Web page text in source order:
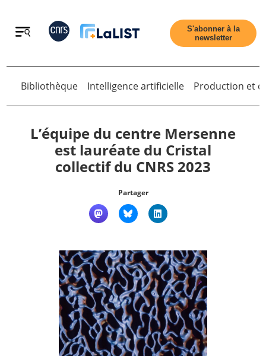
Retour
Nous suivre
S'abonner à la
newsletter
Retour
Bibliothèque Intelligence artificielle Production et
L’équipe du centre Mersenne
est lauréate du Cristal
collectif du CNRS 2023
Partager